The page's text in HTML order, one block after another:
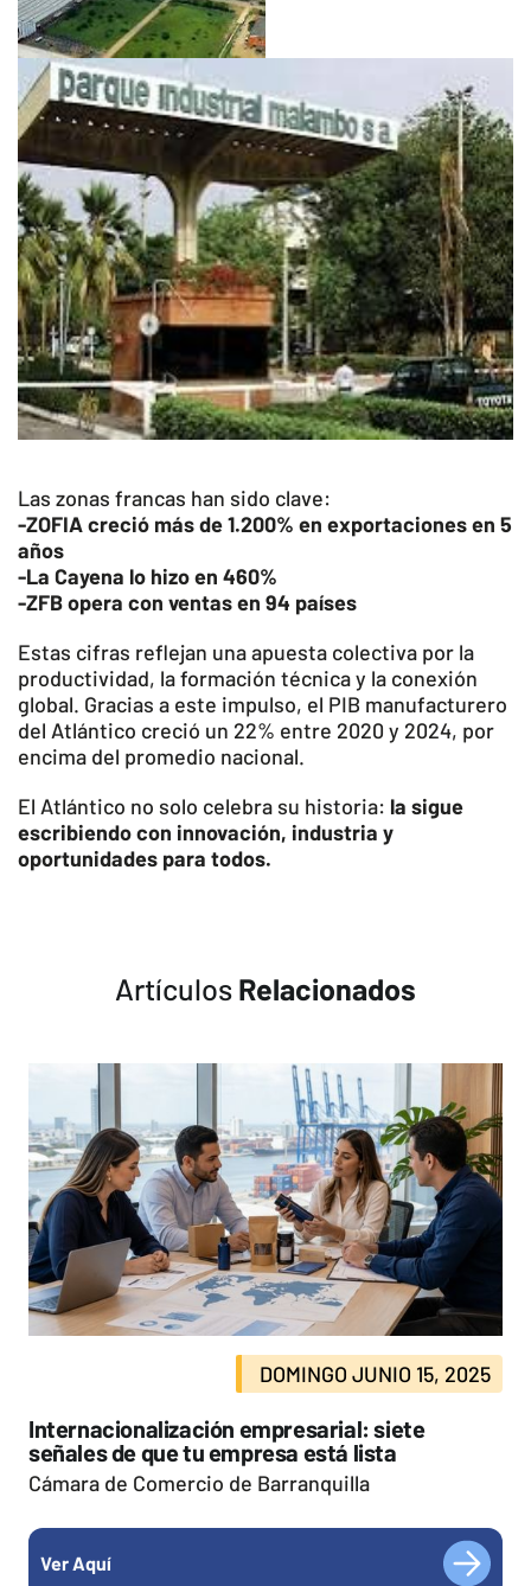
Las zonas francas han sido clave:
-ZOFIA creció más de 1.200% en exportaciones en 5
años
-La Cayena lo hizo en 460%
-ZFB opera con ventas en 94 países
Estas cifras reflejan una apuesta colectiva por la
productividad, la formación técnica y la conexión
global. Gracias a este impulso, el PIB manufacturero
del Atlántico creció un 22% entre 2020 y 2024, por
encima del promedio nacional.
El Atlántico no solo celebra su historia: la sigue
escribiendo con innovación, industria y
oportunidades para todos.
Artículos Relacionados
DOMINGO JUNIO 15, 2025
Internacionalización empresarial: siete
señales de que tu empresa está lista
Cámara de Comercio de Barranquilla
Ver Aquí